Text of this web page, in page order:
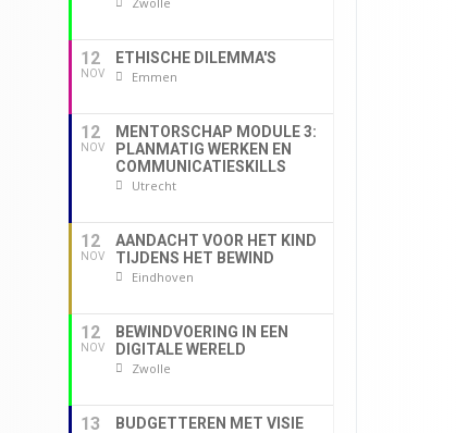
12
NOV
ETHISCHE DILEMMA'S
Emmen
12
NOV
MENTORSCHAP MODULE 3:
PLANMATIG WERKEN EN
COMMUNICATIESKILLS
Utrecht
12
NOV
AANDACHT VOOR HET KIND
TIJDENS HET BEWIND
Eindhoven
12
NOV
BEWINDVOERING IN EEN
DIGITALE WERELD
Zwolle
13 BUDGETTEREN MET VISIE